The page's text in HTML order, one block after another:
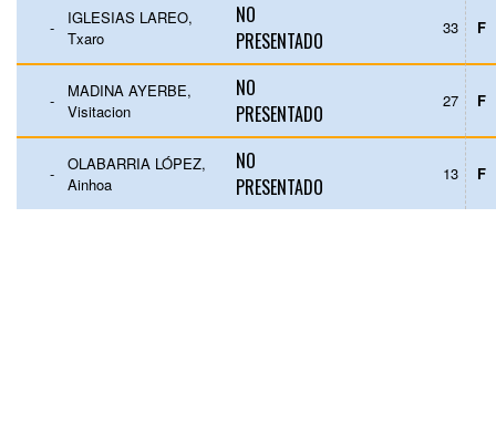
-
IGLESIAS LAREO,
Txaro
NO
PRESENTADO
33 F
-
MADINA AYERBE,
Visitacion
NO
PRESENTADO
27 F
-
OLABARRIA LÓPEZ,
Ainhoa
NO
PRESENTADO
13 F